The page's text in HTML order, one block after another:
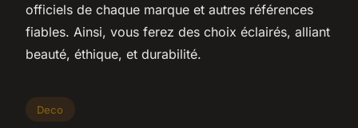
officiels de chaque marque et autres références
fiables. Ainsi, vous ferez des choix éclairés, alliant
beauté, éthique, et durabilité.
Deco